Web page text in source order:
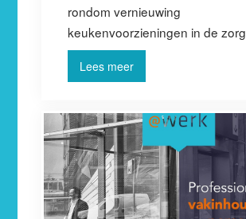
rondom vernieuwing
keukenvoorzieningen in de zorg
Lees meer